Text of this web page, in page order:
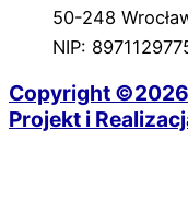
50-248
NIP:
Copyright
Projekt i